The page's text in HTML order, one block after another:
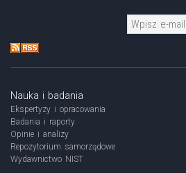
Nauka i badania
Ekspertyzy i opracowania
Badania i raporty
Opinie i analizy
Repozytorium samorządowe
Wydawnictwo NIST